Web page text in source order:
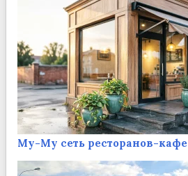
Му-Му сеть ресторанов-кафе